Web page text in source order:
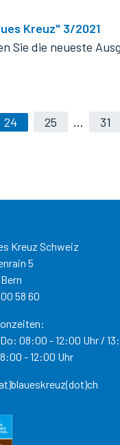
Kreuz" 3/2021
Sie die neueste
24 25 … 31
Kreuz Schweiz
5
58 60
08:00 - 12:00 Uhr /
- 12:00 Uhr